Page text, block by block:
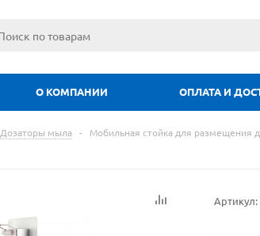
О КОМПАНИИ ОПЛАТА И
Дозаторы мыла - Мобильная стойка для размещения
Артикул: